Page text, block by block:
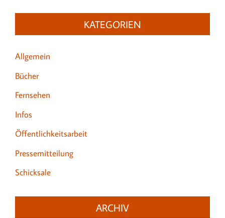
KATEGORIEN
Allgemein
Bücher
Fernsehen
Infos
Öffentlichkeitsarbeit
Pressemitteilung
Schicksale
ARCHIV